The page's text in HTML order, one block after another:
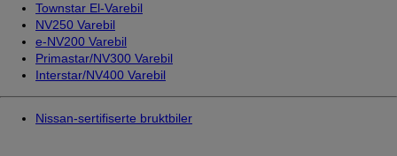
Townstar El-Varebil
NV250 Varebil
e-NV200 Varebil
Primastar/NV300 Varebil
Interstar/NV400 Varebil
Nissan-sertifiserte bruktbiler